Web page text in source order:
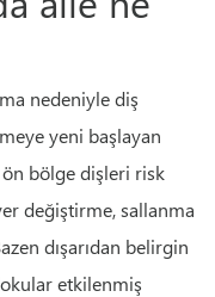
nedeniyle diş
yeni başlayan
bölge dişleri risk
değiştirme, sallanma
dışarıdan belirgin
etkilenmiş